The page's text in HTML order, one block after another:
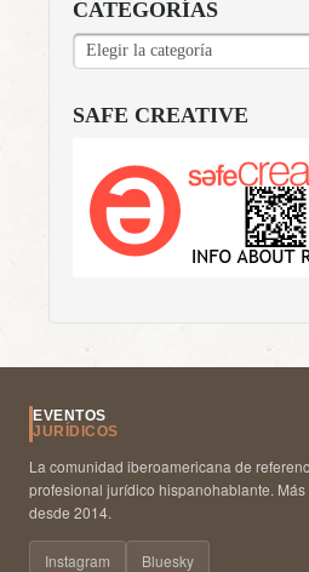
CATEGORÍAS
CATEGORÍAS
SAFE CREATIVE
EVENTOS
JURÍDICOS
La comunidad iberoamericana de
profesional jurídico hispanohablante.
desde 2014.
Instagram Bluesky